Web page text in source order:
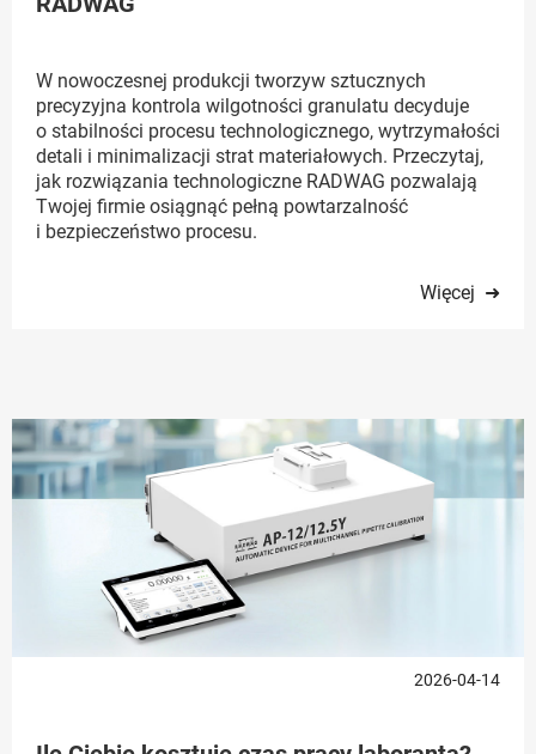
W nowoczesnej produkcji tworzyw sztucznych
precyzyjna kontrola wilgotności granulatu decyduje
o stabilności procesu technologicznego, wytrzymałości
detali i minimalizacji strat materiałowych. Przeczytaj,
jak rozwiązania technologiczne RADWAG pozwalają
Twojej firmie osiągnąć pełną powtarzalność
i bezpieczeństwo procesu.
Więcej ➜
2026-04-14